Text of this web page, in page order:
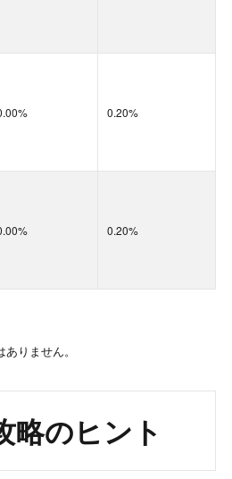
持の場合
持の場合
％がドロップするイベントポイ
ロップするイベントポイントに加
0.20%
0.20%
りません。
略のヒント